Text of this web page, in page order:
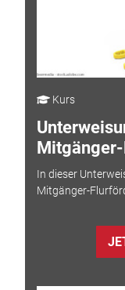
Kurs
In dieser
Mitgänger-